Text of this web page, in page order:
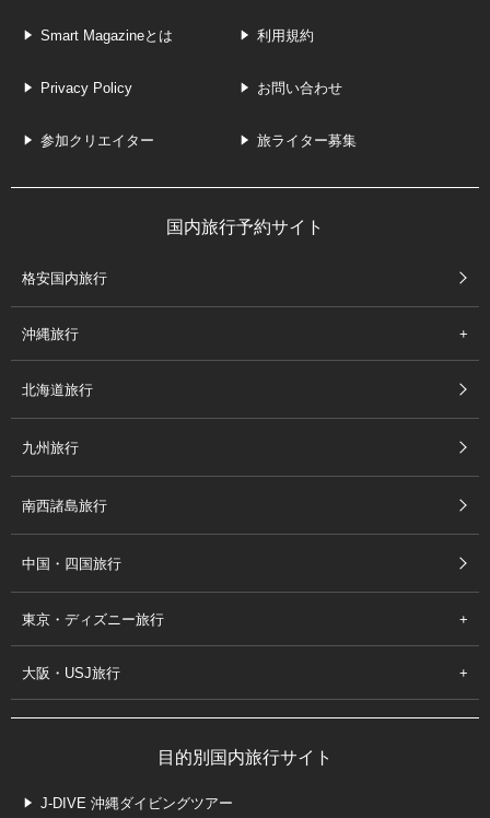
Smart Magazineとは 利用規約
Privacy Policy お問い合わせ
参加クリエイター 旅ライター募集
国内旅行予約サイト
格安国内旅行
沖縄旅行
北海道旅行
九州旅行
南西諸島旅行
中国・四国旅行
東京・ディズニー旅行
大阪・USJ旅行
目的別国内旅行サイト
J-DIVE 沖縄ダイビングツアー